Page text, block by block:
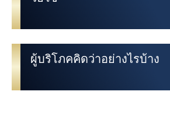
ผู้บริโภคคิดว่าอย่างไรบ้าง